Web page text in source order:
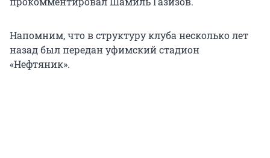
Напомним, что в структуру клуба несколько лет
назад был передан уфимский стадион
«Нефтяник».